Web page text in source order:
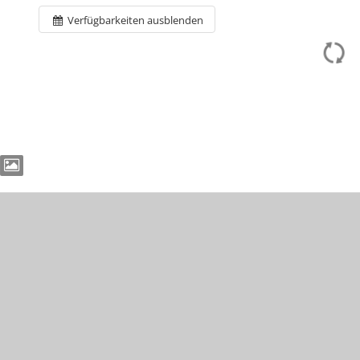
Verfügbarkeiten ausblenden